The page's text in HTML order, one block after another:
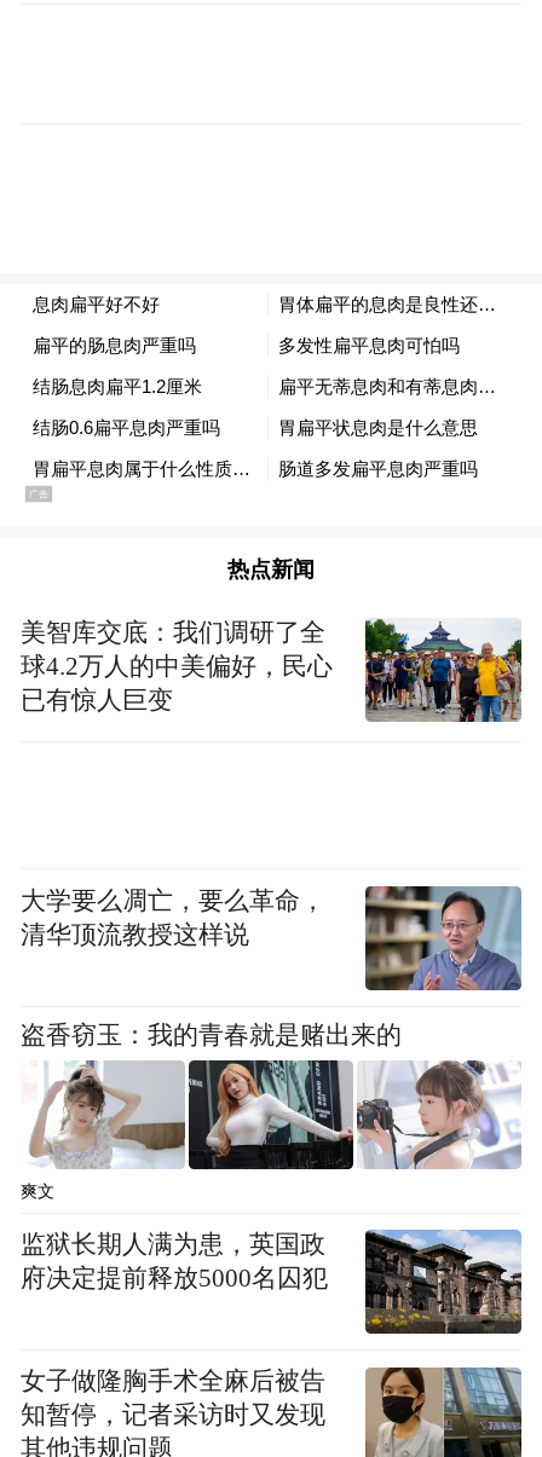
热点新闻
美智库交底：我们调研了全
球4.2万人的中美偏好，民心
已有惊人巨变
大学要么凋亡，要么革命，
清华顶流教授这样说
盗香窃玉：我的青春就是赌出来的
爽文
监狱长期人满为患，英国政
府决定提前释放5000名囚犯
女子做隆胸手术全麻后被告
知暂停，记者采访时又发现
其他违规问题